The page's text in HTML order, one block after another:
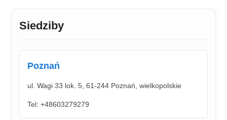
Siedziby
Poznań
ul. Wagi 33 lok. 5, 61-244 Poznań, wielkopolskie
Tel: +48603279279